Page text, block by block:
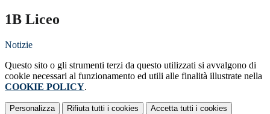
1B Liceo
Notizie
Questo sito o gli strumenti terzi da questo utilizzati si avvalgono di
cookie necessari al funzionamento ed utili alle finalità illustrate nella
COOKIE POLICY.
Personalizza Rifiuta tutti i cookies Accetta tutti i cookies